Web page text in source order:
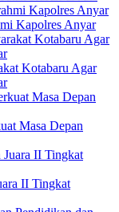
Kapolres Anyar
Kotabaru Agar
Masa Depan
II Tingkat